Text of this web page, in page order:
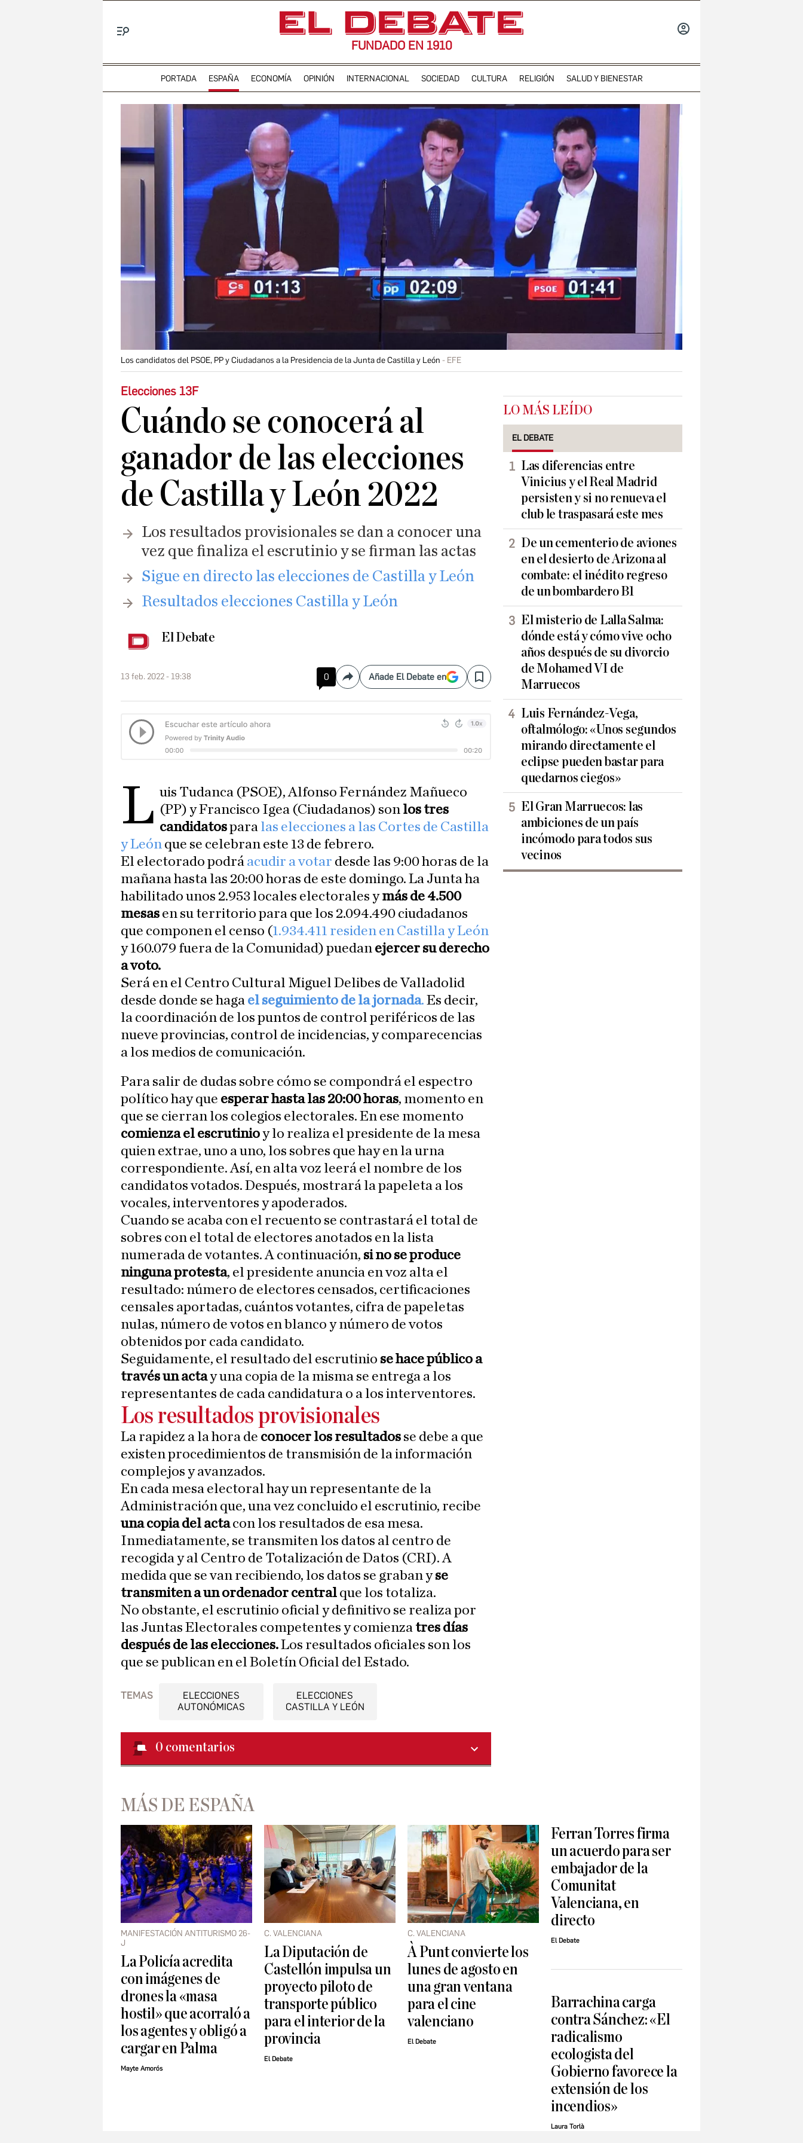
FUNDADO EN 1910
PORTADA ESPAÑA ECONOMÍA OPINIÓN INTERNACIONAL SOCIEDAD CULTURA RELIGIÓN SALUD Y BIENESTAR
Los candidatos del PSOE, PP y Ciudadanos a la Presidencia de la Junta de Castilla y León EFE
Elecciones 13F
Cuándo se conocerá al
ganador de las elecciones
de Castilla y León 2022
Los resultados provisionales se dan a conocer una
vez que finaliza el escrutinio y se firman las actas
Sigue en directo las elecciones de Castilla y León
Resultados elecciones Castilla y León
El Debate
13 feb. 2022 - 19:38 0 CompartirAñade El Debate en Save
L uis Tudanca (PSOE), Alfonso Fernández Mañueco
(PP) y Francisco Igea (Ciudadanos) son los tres
candidatospara las elecciones a las Cortes de Castilla
y León que se celebran este 13 de febrero.
El electorado podrá acudir a votar desde las 9:00 horas de la
mañana hasta las 20:00 horas de este domingo. La Junta ha
habilitado unos 2.953 locales electorales ymás de 4.500
mesas en su territorio para que los 2.094.490 ciudadanos
que componen el censo (1.934.411 residen en Castilla y León
y 160.079 fuera de la Comunidad) puedan ejercer su derecho
a voto.
Será en el Centro Cultural Miguel Delibes de Valladolid
desde donde se haga el seguimiento de la jornada. Es decir,
la coordinación de los puntos de control periféricos de las
nueve provincias, control de incidencias, y comparecencias
a los medios de comunicación.
Para salir de dudas sobre cómo se compondrá el espectro
político hay que esperar hasta las 20:00 horas, momento en
que se cierran los colegios electorales. En ese momento
comienza el escrutinioy lo realiza el presidente de la mesa
quien extrae, uno a uno, los sobres que hay en la urna
correspondiente. Así, en alta voz leerá el nombre de los
candidatos votados. Después, mostrará la papeleta a los
vocales, interventores y apoderados.
Cuando se acaba con el recuento se contrastará el total de
sobres con el total de electores anotados en la lista
numerada de votantes. A continuación, si no se produce
ninguna protesta, el presidente anuncia en voz alta el
resultado: número de electores censados, certificaciones
censales aportadas, cuántos votantes, cifra de papeletas
nulas, número de votos en blanco y número de votos
obtenidos por cada candidato.
Seguidamente, el resultado del escrutinio se hace público a
través un actay una copia de la misma se entrega a los
representantes de cada candidatura o a los interventores.
Los resultados provisionales
La rapidez a la hora de conocer los resultados se debe a que
existen procedimientos de transmisión de la información
complejos y avanzados.
En cada mesa electoral hay un representante de la
Administración que, una vez concluido el escrutinio, recibe
una copia del actacon los resultados de esa mesa.
Inmediatamente, se transmiten los datos al centro de
recogida y al Centro de Totalización de Datos (CRI). A
medida que se van recibiendo, los datos se graban yse
transmiten a un ordenador central que los totaliza.
No obstante, el escrutinio oficial y definitivo se realiza por
las Juntas Electorales competentes y comienza tres días
después de las elecciones.Los resultados oficiales son los
que se publican en el Boletín Oficial del Estado.
TEMAS
ELECCIONES
AUTONÓMICAS
ELECCIONES
CASTILLA Y LEÓN
0 comentarios
LO MÁS LEÍDO
EL DEBATE
Las diferencias entre
Vinicius y el Real Madrid
persisten y si no renueva el
club le traspasará este mes
De un cementerio de aviones
en el desierto de Arizona al
combate: el inédito regreso
de un bombardero B1
El misterio de Lalla Salma:
dónde está y cómo vive ocho
años después de su divorcio
de Mohamed VI de
Marruecos
Luis Fernández-Vega,
oftalmólogo: «Unos segundos
mirando directamente el
eclipse pueden bastar para
quedarnos ciegos»
El Gran Marruecos: las
ambiciones de un país
incómodo para todos sus
vecinos
MÁS DE ESPAÑA
MANIFESTACIÓN ANTITURISMO 26-
J
La Policía acredita
con imágenes de
drones la «masa
hostil» que acorraló a
los agentes y obligó a
cargar en Palma
Mayte Amorós
C. VALENCIANA
La Diputación de
Castellón impulsa un
proyecto piloto de
transporte público
para el interior de la
provincia
El Debate
C. VALENCIANA
À Punt convierte los
lunes de agosto en
una gran ventana
para el cine
valenciano
El Debate
Ferran Torres firma
un acuerdo para ser
embajador de la
Comunitat
Valenciana, en
directo
El Debate
Barrachina carga
contra Sánchez: «El
radicalismo
ecologista del
Gobierno favorece la
extensión de los
incendios»
Laura Torlà